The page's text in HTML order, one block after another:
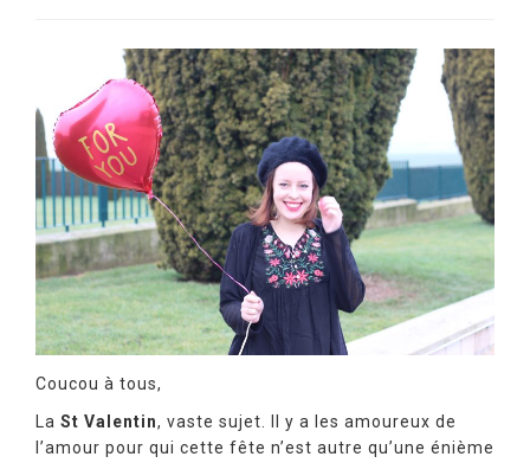
Coucou à tous,
La St Valentin, vaste sujet. Il y a les amoureux de
l’amour pour qui cette fête n’est autre qu’une énième